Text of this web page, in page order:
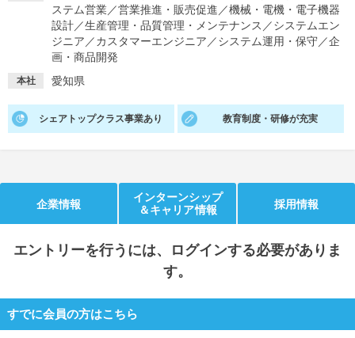
就活ノウハウ・サポート
就活支援
就活ノウハウが満載！ お役立ち記事・相談室など
就活ニュースペーパー よくある質問
ステム営業／営業推進・販売促進 ／機械・電機・電子機器
設計／生産管理・品質管理・メンテナンス ／システムエン
ジニア ／カスタマーエンジニア ／システム運用・保守／企
画・商品開発
本社 愛知県
シェアトップクラス事業あり 教育制度・研修が充実
企業情報
インターンシップ
＆キャリア情報
採用情報
エントリーを行うには、ログインする必要がありま
す。
すでに会員の方はこちら